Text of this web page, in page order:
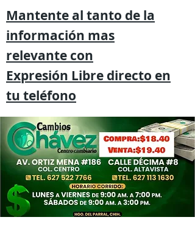
Mantente al tanto de la
información mas
relevante con
Expresión Libre directo en
tu teléfono